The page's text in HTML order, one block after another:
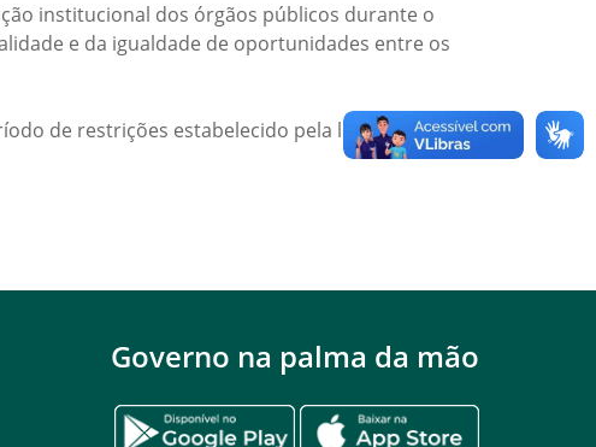
institucional dos órgãos públicos durante o
e da igualdade de oportunidades entre os
de restrições estabelecido pela legislação
Governo na palma da mão